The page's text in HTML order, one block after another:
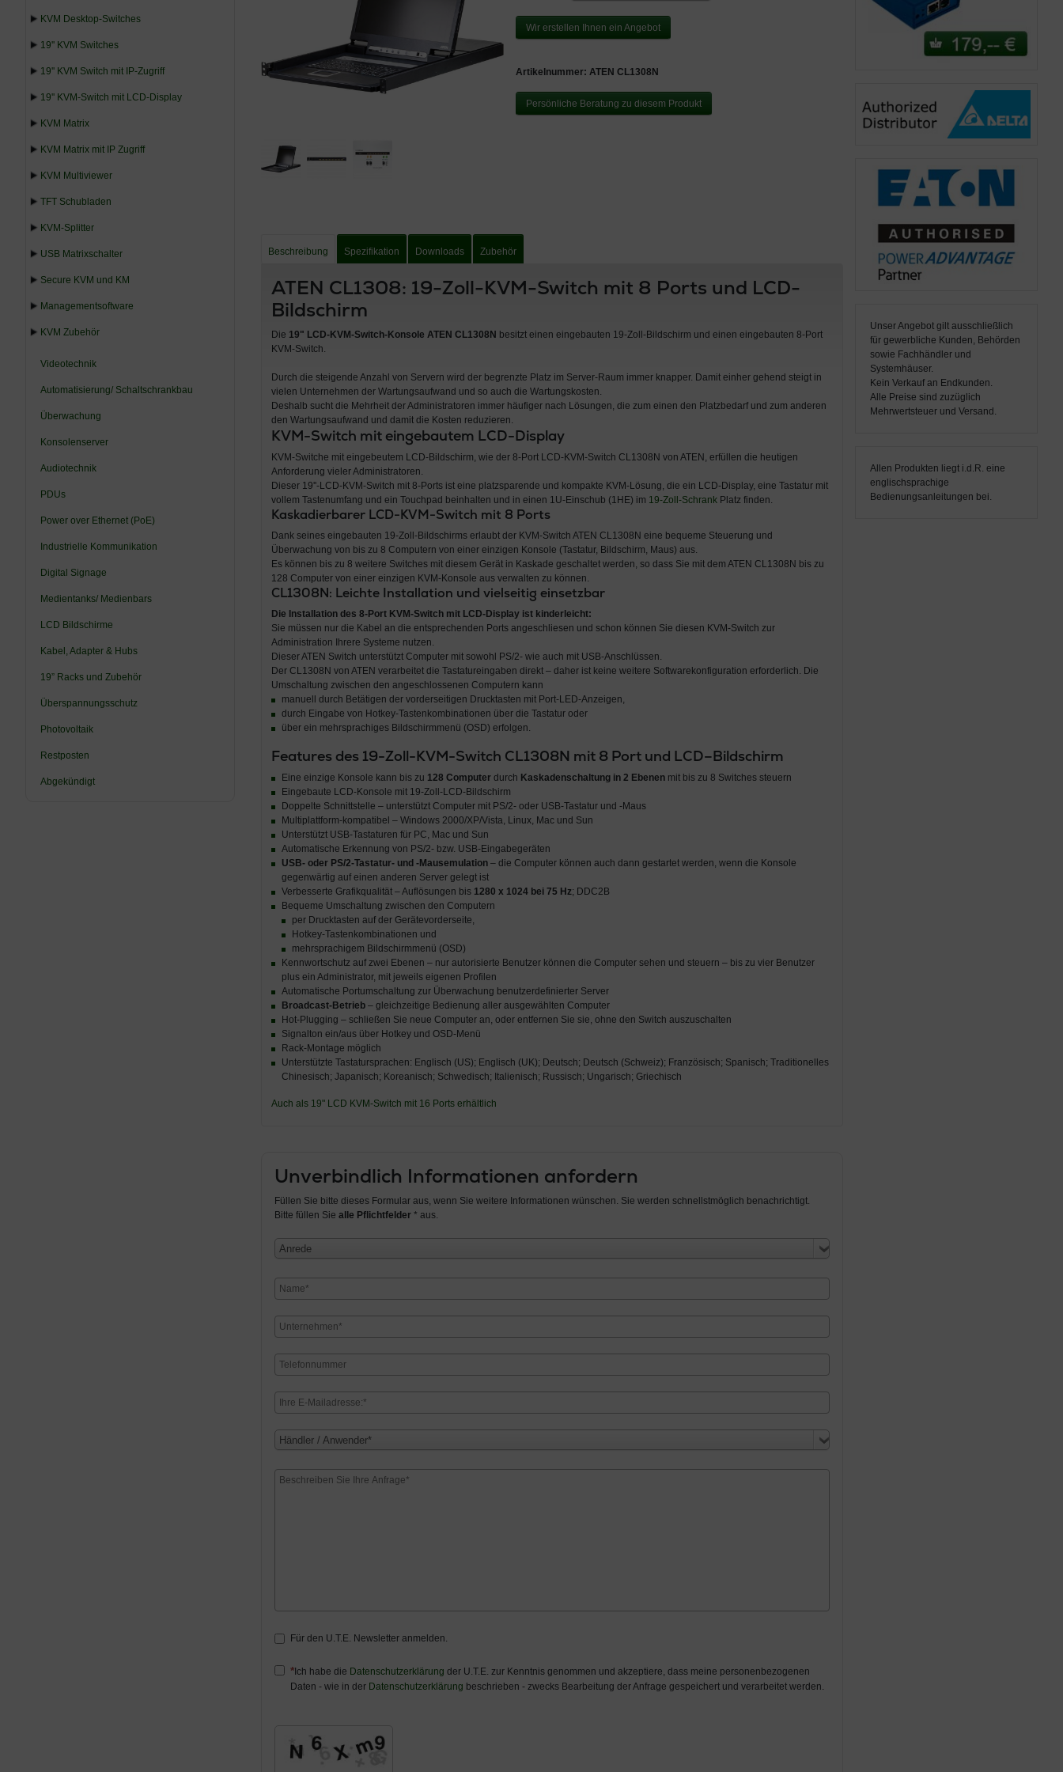
KVM Desktop-Switches
19'' KVM Switches
19'' KVM Switch mit IP-Zugriff
19'' KVM-Switch mit LCD-Display
KVM Matrix
KVM Matrix mit IP Zugriff
KVM Multiviewer
TFT Schubladen
KVM-Splitter
USB Matrixschalter
Secure KVM und KM
Managementsoftware
KVM Zubehör
Videotechnik
Automatisierung/ Schaltschrankbau
Überwachung
Konsolenserver
Audiotechnik
PDUs
Power over Ethernet (PoE)
Industrielle Kommunikation
Digital Signage
Medientanks/ Medienbars
LCD Bildschirme
Kabel, Adapter & Hubs
19” Racks und Zubehör
Überspannungsschutz
Photovoltaik
Restposten
Abgekündigt
Wir erstellen Ihnen ein Angebot
Artikelnummer: ATEN CL1308N
Persönliche Beratung zu diesem Produkt
Beschreibung Spezifikation Downloads Zubehör
ATEN CL1308: 19-Zoll-KVM-Switch mit 8 Ports und LCD-
Bildschirm
Die 19" LCD-KVM-Switch-Konsole ATEN CL1308N besitzt einen eingebauten 19-Zoll-Bildschirm und einen eingebauten 8-Port
KVM-Switch.
Durch die steigende Anzahl von Servern wird der begrenzte Platz im Server-Raum immer knapper. Damit einher gehend steigt in
vielen Unternehmen der Wartungsaufwand und so auch die Wartungskosten.
Deshalb sucht die Mehrheit der Administratoren immer häufiger nach Lösungen, die zum einen den Platzbedarf und zum anderen
den Wartungsaufwand und damit die Kosten reduzieren.
KVM-Switch mit eingebautem LCD-Display
KVM-Switche mit eingebeutem LCD-Bildschirm, wie der 8-Port LCD-KVM-Switch CL1308N von ATEN, erfüllen die heutigen
Anforderung vieler Administratoren.
Dieser 19''-LCD-KVM-Switch mit 8-Ports ist eine platzsparende und kompakte KVM-Lösung, die ein LCD-Display, eine Tastatur mit
vollem Tastenumfang und ein Touchpad beinhalten und in einen 1U-Einschub (1HE) im 19-Zoll-Schrank Platz finden.
Kaskadierbarer LCD-KVM-Switch mit 8 Ports
Dank seines eingebauten 19-Zoll-Bildschirms erlaubt der KVM-Switch ATEN CL1308N eine bequeme Steuerung und
Überwachung von bis zu 8 Computern von einer einzigen Konsole (Tastatur, Bildschirm, Maus) aus.
Es können bis zu 8 weitere Switches mit diesem Gerät in Kaskade geschaltet werden, so dass Sie mit dem ATEN CL1308N bis zu
128 Computer von einer einzigen KVM-Konsole aus verwalten zu können.
CL1308N: Leichte Installation und vielseitig einsetzbar
Die Installation des 8-Port KVM-Switch mit LCD-Display ist kinderleicht:
Sie müssen nur die Kabel an die entsprechenden Ports angeschliesen und schon können Sie diesen KVM-Switch zur
Administration Ihrere Systeme nutzen.
Dieser ATEN Switch unterstützt Computer mit sowohl PS/2- wie auch mit USB-Anschlüssen.
Der CL1308N von ATEN verarbeitet die Tastatureingaben direkt – daher ist keine weitere Softwarekonfiguration erforderlich. Die
Umschaltung zwischen den angeschlossenen Computern kann
manuell durch Betätigen der vorderseitigen Drucktasten mit Port-LED-Anzeigen,
durch Eingabe von Hotkey-Tastenkombinationen über die Tastatur oder
über ein mehrsprachiges Bildschirmmenü (OSD) erfolgen.
Features des 19-Zoll-KVM-Switch CL1308N mit 8 Port und LCD–Bildschirm
Eine einzige Konsole kann bis zu 128 Computer durch Kaskadenschaltung in 2 Ebenen mit bis zu 8 Switches steuern
Eingebaute LCD-Konsole mit 19-Zoll-LCD-Bildschirm
Doppelte Schnittstelle – unterstützt Computer mit PS/2- oder USB-Tastatur und -Maus
Multiplattform-kompatibel – Windows 2000/XP/Vista, Linux, Mac und Sun
Unterstützt USB-Tastaturen für PC, Mac und Sun
Automatische Erkennung von PS/2- bzw. USB-Eingabegeräten
USB- oder PS/2-Tastatur- und -Mausemulation – die Computer können auch dann gestartet werden, wenn die Konsole
gegenwärtig auf einen anderen Server gelegt ist
Verbesserte Grafikqualität – Auflösungen bis 1280 x 1024 bei 75 Hz; DDC2B
Bequeme Umschaltung zwischen den Computern
per Drucktasten auf der Gerätevorderseite,
Hotkey-Tastenkombinationen und
mehrsprachigem Bildschirmmenü (OSD)
Kennwortschutz auf zwei Ebenen – nur autorisierte Benutzer können die Computer sehen und steuern – bis zu vier Benutzer
plus ein Administrator, mit jeweils eigenen Profilen
Automatische Portumschaltung zur Überwachung benutzerdefinierter Server
Broadcast-Betrieb – gleichzeitige Bedienung aller ausgewählten Computer
Hot-Plugging – schließen Sie neue Computer an, oder entfernen Sie sie, ohne den Switch auszuschalten
Signalton ein/aus über Hotkey und OSD-Menü
Rack-Montage möglich
Unterstützte Tastatursprachen: Englisch (US); Englisch (UK); Deutsch; Deutsch (Schweiz); Französisch; Spanisch; Traditionelles
Chinesisch; Japanisch; Koreanisch; Schwedisch; Italienisch; Russisch; Ungarisch; Griechisch
Auch als 19" LCD KVM-Switch mit 16 Ports erhältlich
Unverbindlich Informationen anfordern
Füllen Sie bitte dieses Formular aus, wenn Sie weitere Informationen wünschen. Sie werden schnellstmöglich benachrichtigt.
Bitte füllen Sie alle Pflichtfelder* aus.
Anrede
Händler / Anwender*
Für den U.T.E. Newsletter anmelden.
Ich habe die Datenschutzerklärung der U.T.E. zur Kenntnis genommen und akzeptiere, dass meine personenbezogenen
Daten - wie in der Datenschutzerklärung beschrieben - zwecks Bearbeitung der Anfrage gespeichert und verarbeitet werden.
Unser Angebot gilt ausschließlich
für gewerbliche Kunden, Behörden
sowie Fachhändler und
Systemhäuser.
Kein Verkauf an Endkunden.
Alle Preise sind zuzüglich
Mehrwertsteuer und Versand.
Allen Produkten liegt i.d.R. eine
englischsprachige
Bedienungsanleitungen bei.